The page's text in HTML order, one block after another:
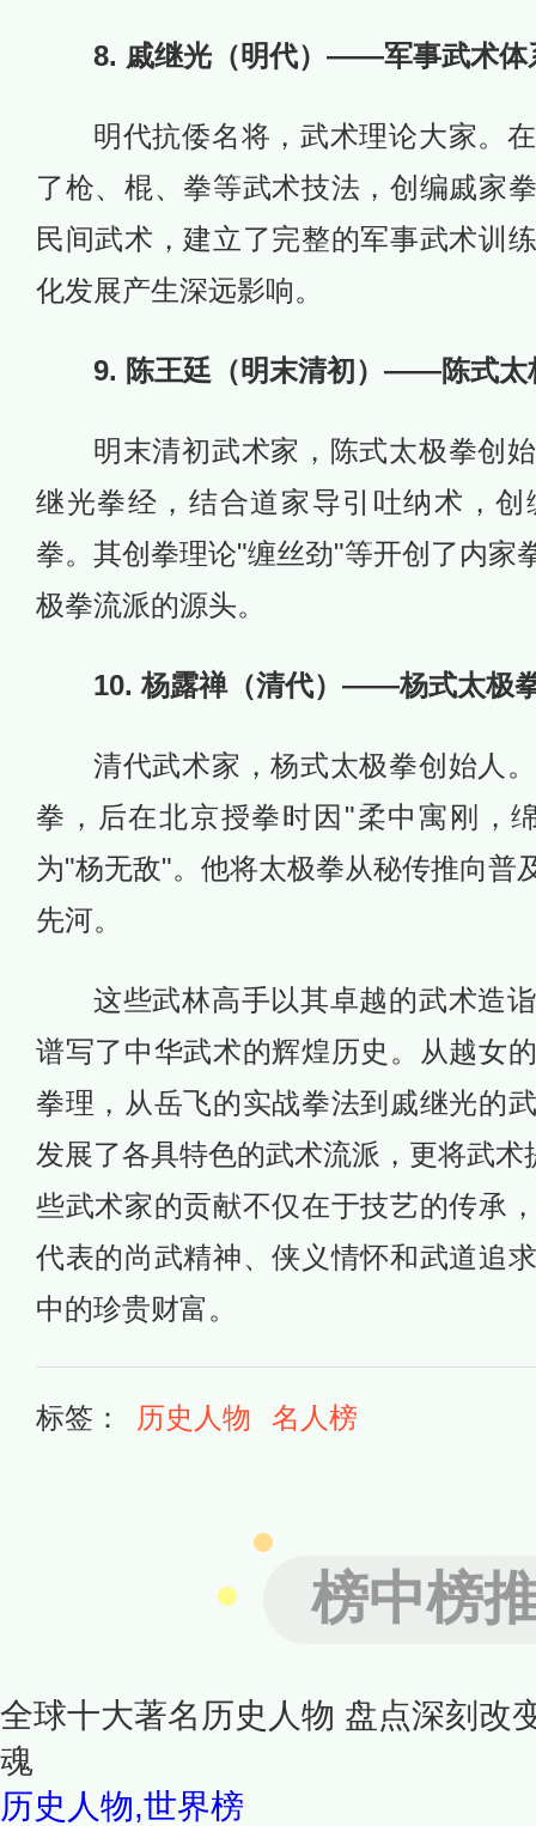
8. 戚继光（明代）——军事武术体
明代抗倭名将，武术理论大家。
了枪、棍、拳等武术技法，创编戚家
民间武术，建立了完整的军事武术训
化发展产生深远影响。
9. 陈王廷（明末清初）——陈式太
明末清初武术家，陈式太极拳创
继光拳经，结合道家导引吐纳术，
拳。其创拳理论"缠丝劲"等开创了内家
极拳流派的源头。
10. 杨露禅（清代）——杨式太极
清代武术家，杨式太极拳创始人
拳，后在北京授拳时因"柔中寓刚，
为"杨无敌"。他将太极拳从秘传推向普
先河。
这些武林高手以其卓越的武术造
谱写了中华武术的辉煌历史。从越女
拳理，从岳飞的实战拳法到戚继光的
发展了各具特色的武术流派，更将武
些武术家的贡献不仅在于技艺的传承
代表的尚武精神、侠义情怀和武道追
中的珍贵财富。
标签： 历史人物 名人榜
榜中榜
全球十大著名历史人物 盘点深刻改
魂
历史人物,世界榜